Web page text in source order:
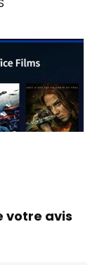
votre avis